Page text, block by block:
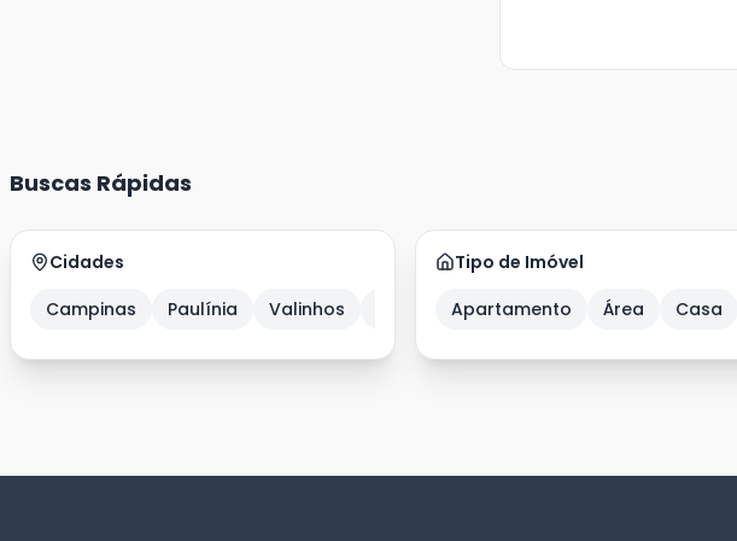
Buscas Rápidas
Cidades
Campinas
Paulínia Valinhos Artur Nogueira Cosmópolis
Tipo de Imóvel
Apartamento
Área Casa